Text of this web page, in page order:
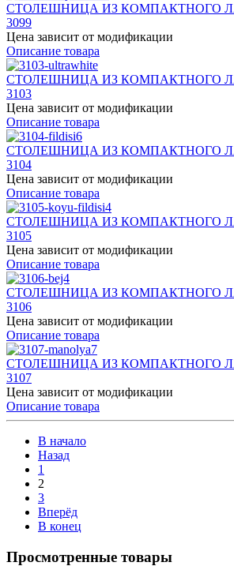
СТОЛЕШНИЦА ИЗ КОМПАКТНОГО
3099
Цена зависит от модификации
Описание товара
СТОЛЕШНИЦА ИЗ КОМПАКТНОГО
3103
Цена зависит от модификации
Описание товара
СТОЛЕШНИЦА ИЗ КОМПАКТНОГО
3104
Цена зависит от модификации
Описание товара
СТОЛЕШНИЦА ИЗ КОМПАКТНОГО
3105
Цена зависит от модификации
Описание товара
СТОЛЕШНИЦА ИЗ КОМПАКТНОГО
3106
Цена зависит от модификации
Описание товара
СТОЛЕШНИЦА ИЗ КОМПАКТНОГО
3107
Цена зависит от модификации
Описание товара
В начало
Назад
1
2
3
Вперёд
В конец
Просмотренные товары